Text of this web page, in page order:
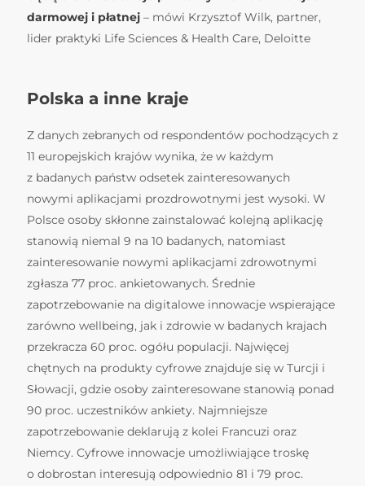
darmowej i płatnej – mówi Krzysztof Wilk, partner,
lider praktyki Life Sciences & Health Care, Deloitte
Polska a inne kraje
Z danych zebranych od respondentów pochodzących z
11 europejskich krajów wynika, że w każdym
z badanych państw odsetek zainteresowanych
nowymi aplikacjami prozdrowotnymi jest wysoki. W
Polsce osoby skłonne zainstalować kolejną aplikację
stanowią niemal 9 na 10 badanych, natomiast
zainteresowanie nowymi aplikacjami zdrowotnymi
zgłasza 77 proc. ankietowanych. Średnie
zapotrzebowanie na digitalowe innowacje wspierające
zarówno wellbeing, jak i zdrowie w badanych krajach
przekracza 60 proc. ogółu populacji. Najwięcej
chętnych na produkty cyfrowe znajduje się w Turcji i
Słowacji, gdzie osoby zainteresowane stanowią ponad
90 proc. uczestników ankiety. Najmniejsze
zapotrzebowanie deklarują z kolei Francuzi oraz
Niemcy. Cyfrowe innowacje umożliwiające troskę
o dobrostan interesują odpowiednio 81 i 79 proc.